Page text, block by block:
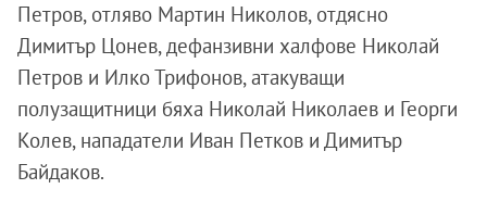
Петров, отляво Мартин Николов, отдясно
Димитър Цонев, дефанзивни халфове Николай
Петров и Илко Трифонов, атакуващи
полузащитници бяха Николай Николаев и Георги
Колев, нападатели Иван Петков и Димитър
Байдаков.